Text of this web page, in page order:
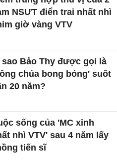
NSƯT điển trai nhất nhì
giờ vàng VTV
sao Bảo Thy được gọi là
chúa bong bóng' suốt
20 năm?
sống của 'MC xinh
nhì VTV' sau 4 năm lấy
tiến sĩ